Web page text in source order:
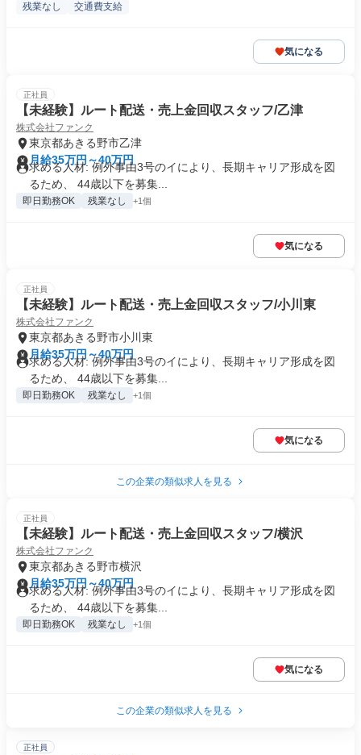
残業なし 交通費支給
気になる
正社員
【未経験】ルート配送・売上金回収スタッフ/乙津
株式会社ファンク
東京都あきる野市乙津
月給35万円～40万円
求める人材: 例外事由3号のイにより、長期キャリア形成を図
るため、 44歳以下を募集...
即日勤務OK 残業なし +1個
気になる
正社員
【未経験】ルート配送・売上金回収スタッフ/小川東
株式会社ファンク
東京都あきる野市小川東
月給35万円～40万円
求める人材: 例外事由3号のイにより、長期キャリア形成を図
るため、 44歳以下を募集...
即日勤務OK 残業なし +1個
気になる
この企業の類似求人を見る
正社員
【未経験】ルート配送・売上金回収スタッフ/横沢
株式会社ファンク
東京都あきる野市横沢
月給35万円～40万円
求める人材: 例外事由3号のイにより、長期キャリア形成を図
るため、 44歳以下を募集...
即日勤務OK 残業なし +1個
気になる
この企業の類似求人を見る
正社員